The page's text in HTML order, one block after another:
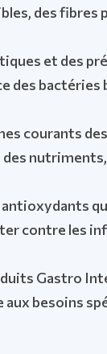
des
et des
courants
les
Gastro
besoins